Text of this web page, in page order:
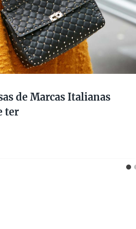
de Marcas Italianas
ter